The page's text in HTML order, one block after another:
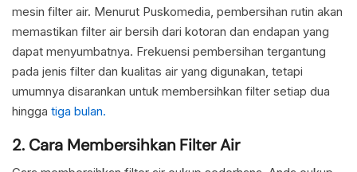
mesin filter air. Menurut Puskomedia, pembersihan rutin akan
memastikan filter air bersih dari kotoran dan endapan yang
dapat menyumbatnya. Frekuensi pembersihan tergantung
pada jenis filter dan kualitas air yang digunakan, tetapi
umumnya disarankan untuk membersihkan filter setiap dua
hingga tiga bulan.
2. Cara Membersihkan Filter Air